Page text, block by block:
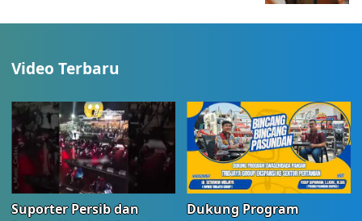
Video Terbaru
Suporter Persib dan
Dukung Program